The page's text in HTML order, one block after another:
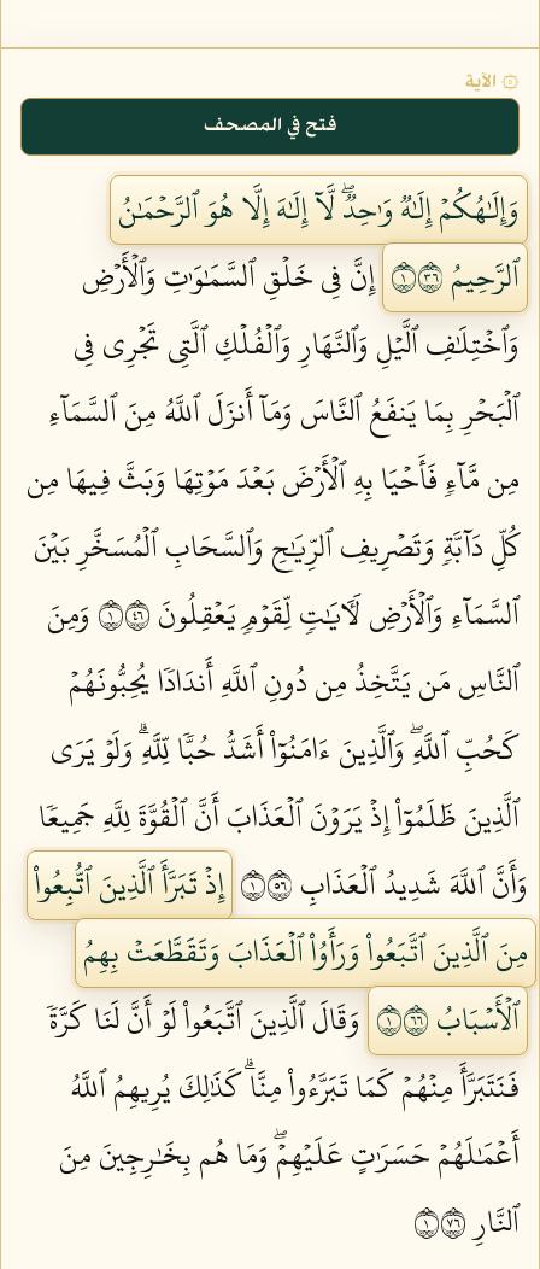
۞ الآية
فتح في المصحف
وَإِلَٰهُكُمۡ إِلَٰهٞ وَٰحِدٞۖ لَّآ إِلَٰهَ إِلَّا هُوَ ٱلرَّحۡمَٰنُ
ٱلرَّحِيمُ ١٦٣
إِنَّ فِي خَلۡقِ ٱلسَّمَٰوَٰتِ وَٱلۡأَرۡضِ
وَٱخۡتِلَٰفِ ٱلَّيۡلِ وَٱلنَّهَارِ وَٱلۡفُلۡكِ ٱلَّتِي تَجۡرِي فِي
ٱلۡبَحۡرِ بِمَا يَنفَعُ ٱلنَّاسَ وَمَآ أَنزَلَ ٱللَّهُ مِنَ ٱلسَّمَآءِ
مِن مَّآءٖ فَأَحۡيَا بِهِ ٱلۡأَرۡضَ بَعۡدَ مَوۡتِهَا وَبَثَّ فِيهَا مِن
كُلِّ دَآبَّةٖ وَتَصۡرِيفِ ٱلرِّيَٰحِ وَٱلسَّحَابِ ٱلۡمُسَخَّرِ بَيۡنَ
ٱلسَّمَآءِ وَٱلۡأَرۡضِ لَأٓيَٰتٖ لِّقَوۡمٖ يَعۡقِلُونَ ١٦٤
وَمِنَ
ٱلنَّاسِ مَن يَتَّخِذُ مِن دُونِ ٱللَّهِ أَندَادٗا يُحِبُّونَهُمۡ
كَحُبِّ ٱللَّهِۖ وَٱلَّذِينَ ءَامَنُوٓاْ أَشَدُّ حُبّٗا لِّلَّهِۗ وَلَوۡ يَرَى
ٱلَّذِينَ ظَلَمُوٓاْ إِذۡ يَرَوۡنَ ٱلۡعَذَابَ أَنَّ ٱلۡقُوَّةَ لِلَّهِ جَمِيعٗا
وَأَنَّ ٱللَّهَ شَدِيدُ ٱلۡعَذَابِ ١٦٥
إِذۡ تَبَرَّأَ ٱلَّذِينَ ٱتُّبِعُواْ
مِنَ ٱلَّذِينَ ٱتَّبَعُواْ وَرَأَوُاْ ٱلۡعَذَابَ وَتَقَطَّعَتۡ بِهِمُ
ٱلۡأَسۡبَابُ ١٦٦
وَقَالَ ٱلَّذِينَ ٱتَّبَعُواْ لَوۡ أَنَّ لَنَا كَرَّةٗ
فَنَتَبَرَّأَ مِنۡهُمۡ كَمَا تَبَرَّءُواْ مِنَّاۗ كَذَٰلِكَ يُرِيهِمُ ٱللَّهُ
أَعۡمَٰلَهُمۡ حَسَرَٰتٍ عَلَيۡهِمۡۖ وَمَا هُم بِخَٰرِجِينَ مِنَ
ٱلنَّارِ ١٦٧